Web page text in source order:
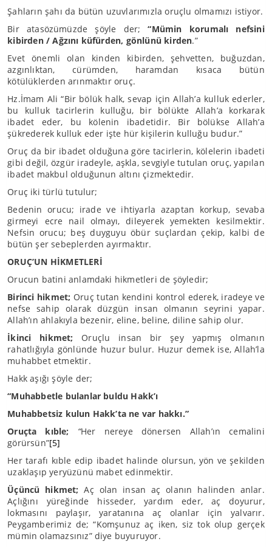
Şahların şahı da bütün uzuvlarımızla oruçlu olmamızı istiyor.
Bir atasözümüzde şöyle der;“Mümin korumalı nefsini
kibirden / Ağzını küfürden, gönlünü kirden.”
Evet önemli olan kinden kibirden, şehvetten, buğuzdan,
azgınlıktan, cürümden, haramdan kısaca bütün
kötülüklerden arınmaktır oruç.
Hz.İmam Ali “Bir bölük halk, sevap için Allah’a kulluk ederler,
bu kulluk tacirlerin kulluğu, bir bölükte Allah’a korkarak
ibadet eder, bu kölenin ibadetidir. Bir bölükse Allah’a
şükrederek kulluk eder işte hür kişilerin kulluğu budur.”
Oruç da bir ibadet olduğuna göre tacirlerin, kölelerin ibadeti
gibi değil, özgür iradeyle, aşkla, sevgiyle tutulan oruç, yapılan
ibadet makbul olduğunun altını çizmektedir.
Oruç iki türlü tutulur;
Bedenin orucu; irade ve ihtiyarla azaptan korkup, sevaba
girmeyi ecre nail olmayı, dileyerek yemekten kesilmektir.
Nefsin orucu; beş duyguyu öbür suçlardan çekip, kalbi de
bütün şer sebeplerden ayırmaktır.
ORUÇ’UN HİKMETLERİ
Orucun batini anlamdaki hikmetleri de şöyledir;
Birinci hikmet; Oruç tutan kendini kontrol ederek, iradeye ve
nefse sahip olarak düzgün insan olmanın seyrini yapar.
Allah’ın ahlakıyla bezenir, eline, beline, diline sahip olur.
İkinci hikmet; Oruçlu insan bir şey yapmış olmanın
rahatlığıyla gönlünde huzur bulur. Huzur demek ise, Allah’la
muhabbet etmektir.
Hakk aşığı şöyle der;
“Muhabbetle bulanlar buldu Hakk’ı
Muhabbetsiz kulun Hakk’ta ne var hakkı.”
Oruçta kıble; “Her nereye dönersen Allah’ın cemalini
görürsün”[5]
Her tarafı kıble edip ibadet halinde olursun, yön ve şekilden
uzaklaşıp yeryüzünü mabet edinmektir.
Üçüncü hikmet;Aç olan insan aç olanın halinden anlar.
Açlığını yüreğinde hisseder, yardım eder, aç doyurur,
lokmasını paylaşır, yaratanına aç olanlar için yalvarır.
Peygamberimiz de; “Komşunuz aç iken, siz tok olup gerçek
mümin olamazsınız” diye buyuruyor.